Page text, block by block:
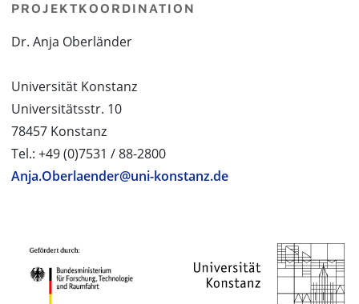
PROJEKTKOORDINATION
Dr. Anja Oberländer
Universität Konstanz
Universitätsstr. 10
78457 Konstanz
Tel.: +49 (0)7531 / 88-2800
Anja.Oberlaender@uni-konstanz.de